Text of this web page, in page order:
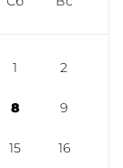
1 2
8 9
15 16